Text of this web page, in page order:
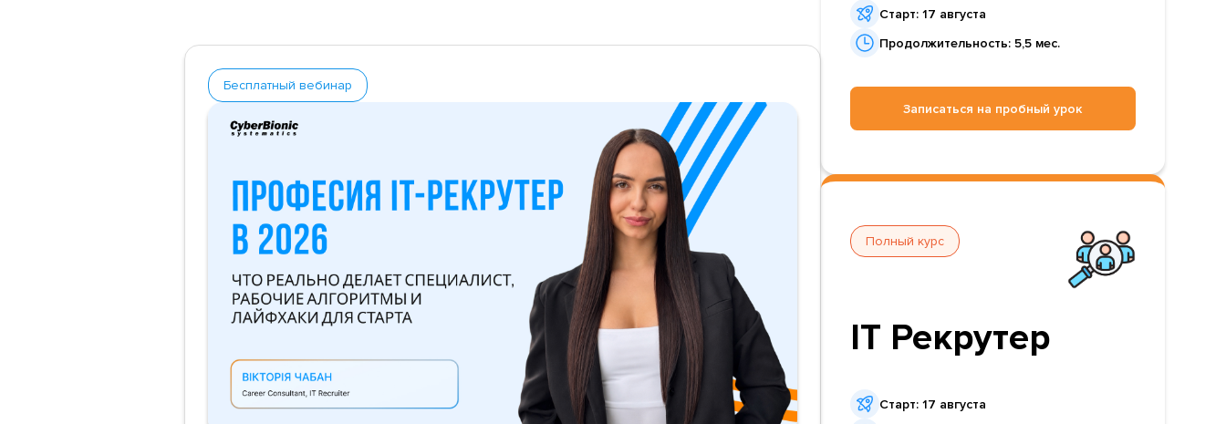
Бесплатный вебинар
Старт: 17 августа
Продолжительность: 5,5 мес.
Записаться на пробный урок
Полный курс
IT Рекрутер
Старт: 17 августа